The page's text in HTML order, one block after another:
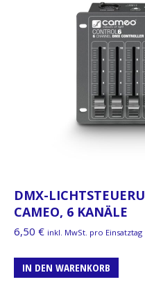
DMX-
CAMEO, 6 KANÄLE
6,50 € inkl. MwSt. pro Einsatztag
IN DEN WARENKORB